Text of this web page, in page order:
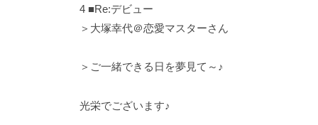
4 ■Re:デビュー
＞大塚幸代＠恋愛マスターさん
＞ご一緒できる日を夢見て～♪
光栄でございます♪